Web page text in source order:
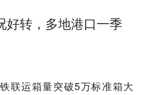
好转，多地港口一季
联运箱量突破5万标准箱大